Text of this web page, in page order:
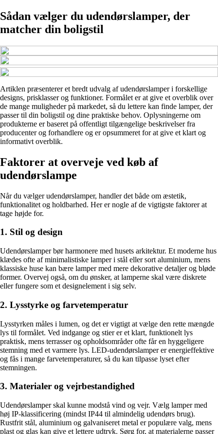
Sådan vælger du udendørslamper, der
matcher din boligstil
Artiklen præsenterer et bredt udvalg af udendørslamper i forskellige
designs, prisklasser og funktioner. Formålet er at give et overblik over
de mange muligheder på markedet, så du lettere kan finde lamper, der
passer til din boligstil og dine praktiske behov. Oplysningerne om
produkterne er baseret på offentligt tilgængelige beskrivelser fra
producenter og forhandlere og er opsummeret for at give et klart og
informativt overblik.
Faktorer at overveje ved køb af
udendørslampe
Når du vælger udendørslamper, handler det både om æstetik,
funktionalitet og holdbarhed. Her er nogle af de vigtigste faktorer at
tage højde for.
1. Stil og design
Udendørslamper bør harmonere med husets arkitektur. Et moderne hus
klædes ofte af minimalistiske lamper i stål eller sort aluminium, mens
klassiske huse kan bære lamper med mere dekorative detaljer og bløde
former. Overvej også, om du ønsker, at lamperne skal være diskrete
eller fungere som et designelement i sig selv.
2. Lysstyrke og farvetemperatur
Lysstyrken måles i lumen, og det er vigtigt at vælge den rette mængde
lys til formålet. Ved indgange og stier er et klart, funktionelt lys
praktisk, mens terrasser og opholdsområder ofte får en hyggeligere
stemning med et varmere lys. LED-udendørslamper er energieffektive
og fås i mange farvetemperaturer, så du kan tilpasse lyset efter
stemningen.
3. Materialer og vejrbestandighed
Udendørslamper skal kunne modstå vind og vejr. Vælg lamper med
høj IP-klassificering (mindst IP44 til almindelig udendørs brug).
Rustfrit stål, aluminium og galvaniseret metal er populære valg, mens
plast og glas kan give et lettere udtryk. Sørg for, at materialerne passer